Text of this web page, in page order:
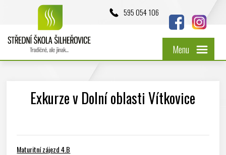
595 054 106
Menu
Exkurze v Dolní oblasti Vítkovice
Maturitní zájezd 4.B